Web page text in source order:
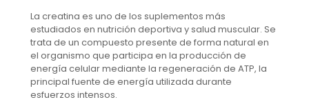
La creatina es uno de los suplementos más
estudiados en nutrición deportiva y salud muscular. Se
trata de un compuesto presente de forma natural en
el organismo que participa en la producción de
energía celular mediante la regeneración de ATP, la
principal fuente de energía utilizada durante
esfuerzos intensos.